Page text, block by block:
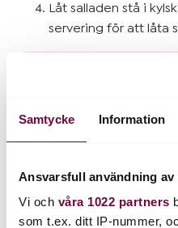
Samtycke Information
Ansvarsfull användning
Vi och våra 1022 partners
som t.ex. ditt IP-nummer,
Låt salladen stå i
servering för att låta